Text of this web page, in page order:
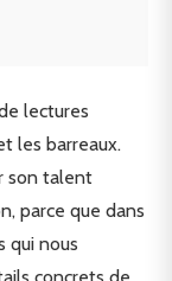
lectures
les barreaux.
son talent
parce que dans
qui nous